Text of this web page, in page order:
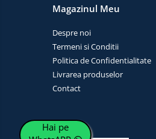
Magazinul Meu
Despre noi
Termeni si Conditii
Politica de Confidentialitate
Livrarea produselor
Contact
Hai pe